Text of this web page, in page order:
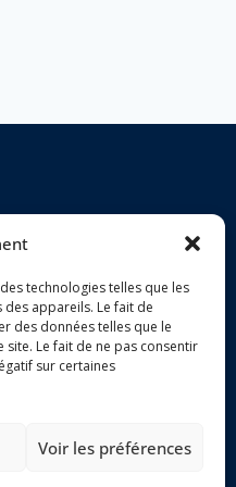
technologies telles que les
appareils. Le fait de
des données telles que le
Le fait de ne pas consentir
sur certaines
Voir les préférences